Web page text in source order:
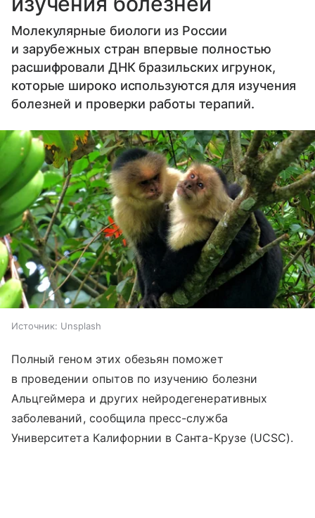
Молекулярные биологи из России
и зарубежных стран впервые полностью
расшифровали ДНК бразильских игрунок,
которые широко используются для изучения
болезней и проверки работы терапий.
Источник: Unsplash
Полный геном этих обезьян поможет
в проведении опытов по изучению болезни
Альцгеймера и других нейродегенеративных
заболеваний, сообщила пресс-служба
Университета Калифорнии в Санта-Крузе (UCSC).